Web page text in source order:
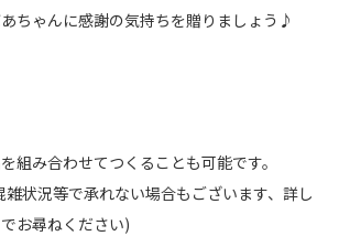
ちゃんに感謝の気持ちを贈りましょう♪
組み合わせてつくることも可能です。
状況等で承れない場合もございます、詳し
お尋ねください)